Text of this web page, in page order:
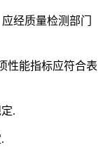
经质量检测部门
性能指标应符合表
.